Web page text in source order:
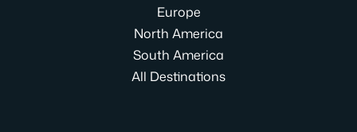
Europe
North America
South America
All Destinations